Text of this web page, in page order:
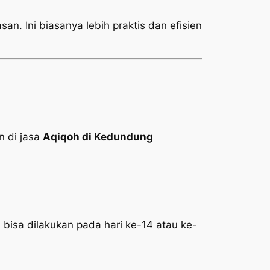
Ini biasanya lebih praktis dan efisien
di jasa Aqiqoh di Kedundung
dilakukan pada hari ke-14 atau ke-